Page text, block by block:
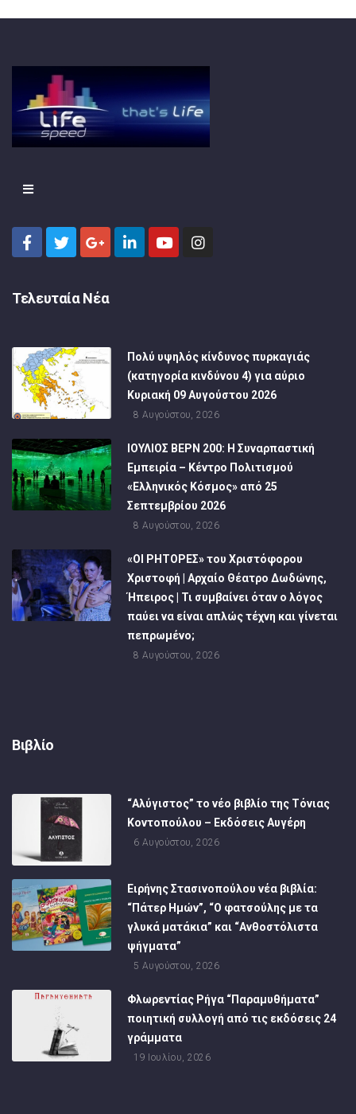
Τελευταία Νέα
Πολύ υψηλός κίνδυνος πυρκαγιάς
(κατηγορία κινδύνου 4) για αύριο
Κυριακή 09 Αυγούστου 2026
8 Αυγούστου, 2026
ΙΟΥΛΙΟΣ ΒΕΡΝ 200: Η Συναρπαστική
Εμπειρία – Κέντρο Πολιτισμού
«Ελληνικός Κόσμος» από 25
Σεπτεμβρίου 2026
8 Αυγούστου, 2026
«ΟΙ ΡΗΤΟΡΕΣ» του Χριστόφορου
Χριστοφή | Αρχαίο Θέατρο Δωδώνης,
Ήπειρος | Τι συμβαίνει όταν ο λόγος
παύει να είναι απλώς τέχνη και γίνεται
πεπρωμένο;
8 Αυγούστου, 2026
Βιβλίο
“Αλύγιστος” το νέο βιβλίο της Τόνιας
Κοντοπούλου – Εκδόσεις Αυγέρη
6 Αυγούστου, 2026
Ειρήνης Στασινοπούλου νέα βιβλία:
“Πάτερ Ημών”, “Ο φατσούλης με τα
γλυκά ματάκια” και “Ανθοστόλιστα
ψήγματα”
5 Αυγούστου, 2026
Φλωρεντίας Ρήγα “Παραμυθήματα”
ποιητική συλλογή από τις εκδόσεις 24
γράμματα
19 Ιουλίου, 2026